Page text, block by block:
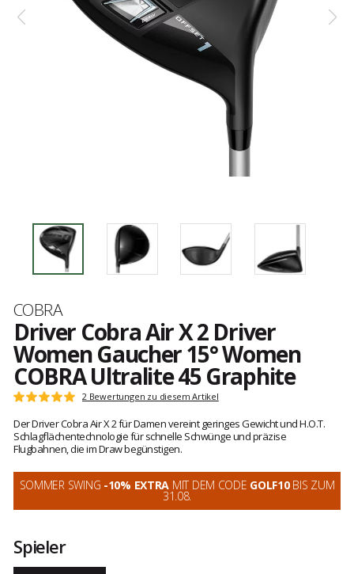
Marke
COBRA
Driver Cobra Air X 2 Driver
Women Gaucher 15° Women
COBRA Ultralite 45 Graphite
Kundenbewertungen
Note:
von
5
2 Bewertungen zu diesem Artikel
Der Driver Cobra Air X 2 für Damen vereint geringes Gewicht und H.O.T.
Schlagflächentechnologie für schnelle Schwünge und präzise
Flugbahnen, die im Draw begünstigen.
SOMMER SWING -10% EXTRA MIT DEM CODE GOLF10BIS ZUM
31.08.
Spieler